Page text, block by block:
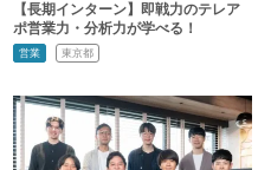
【長期インターン】即戦力のテレア
ポ営業力・分析力が学べる！
営業 東京都